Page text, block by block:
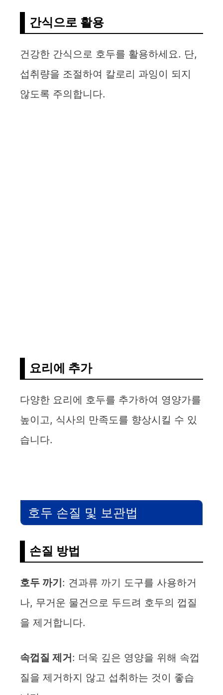
간식으로 활용
건강한 간식으로 호두를 활용하세요. 단,
섭취량을 조절하여 칼로리 과잉이 되지
않도록 주의합니다.
요리에 추가
다양한 요리에 호두를 추가하여 영양가를
높이고, 식사의 만족도를 향상시킬 수 있
습니다.
호두 손질 및 보관법
손질 방법
호두 까기: 견과류 까기 도구를 사용하거
나, 무거운 물건으로 두드려 호두의 껍질
을 제거합니다.
속껍질 제거: 더욱 깊은 영양을 위해 속껍
질을 제거하지 않고 섭취하는 것이 좋습